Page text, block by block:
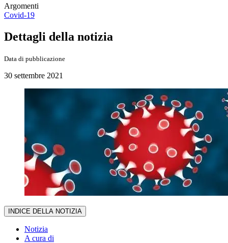
Argomenti
Covid-19
Dettagli della notizia
Data di pubblicazione
30 settembre 2021
INDICE DELLA NOTIZIA
Notizia
A cura di